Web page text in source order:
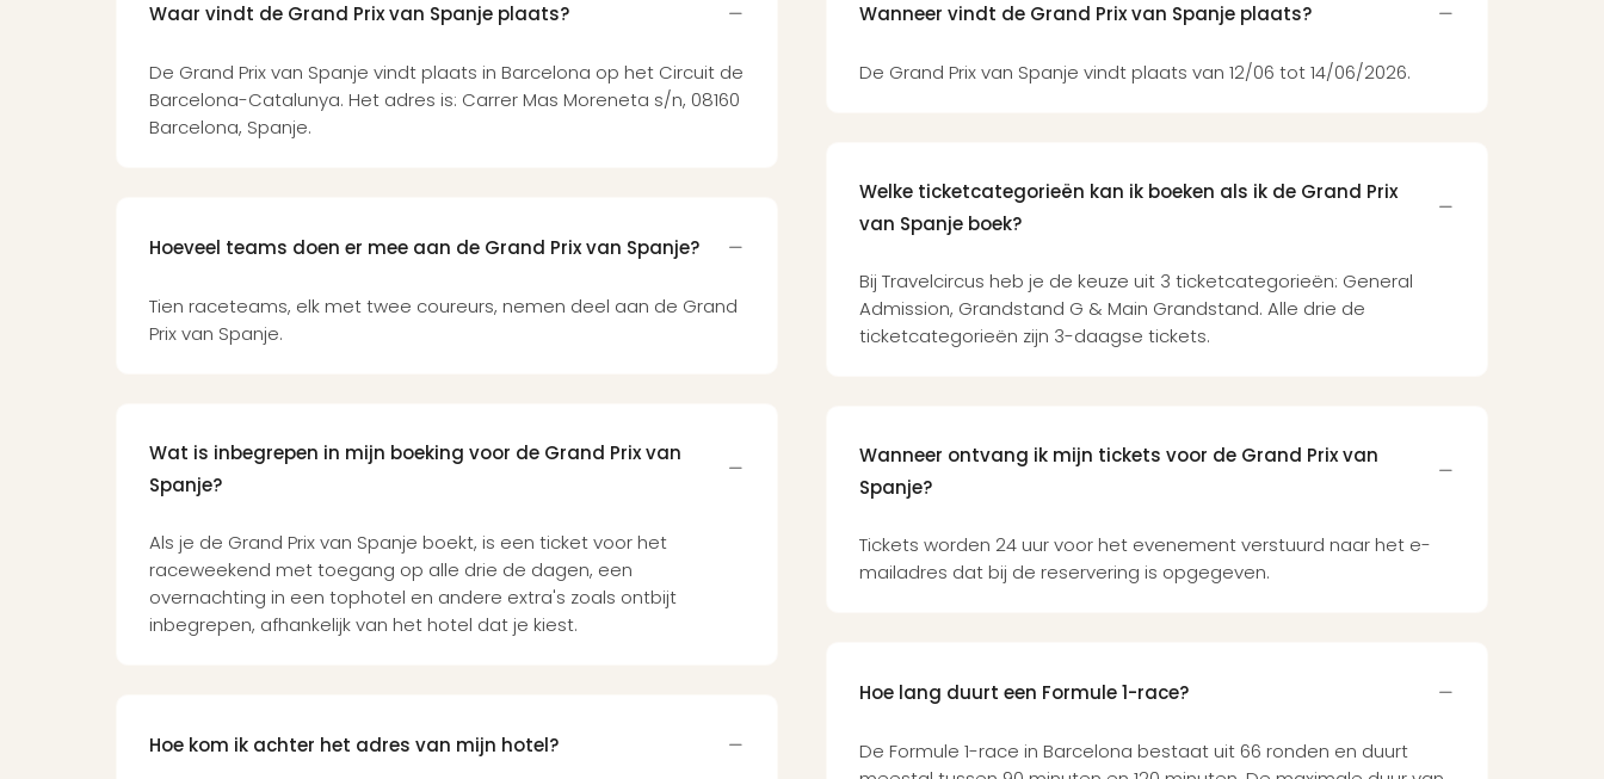
Waar vindt de Grand Prix van Spanje plaats?
De Grand Prix van Spanje vindt plaats in Barcelona op het Circuit de
Barcelona-Catalunya. Het adres is: Carrer Mas Moreneta s/n, 08160
Barcelona, Spanje.
Hoeveel teams doen er mee aan de Grand Prix van Spanje?
Tien raceteams, elk met twee coureurs, nemen deel aan de Grand
Prix van Spanje.
Wat is inbegrepen in mijn boeking voor de Grand Prix van
Spanje?
Als je de Grand Prix van Spanje boekt, is een ticket voor het
raceweekend met toegang op alle drie de dagen, een
overnachting in een tophotel en andere extra's zoals ontbijt
inbegrepen, afhankelijk van het hotel dat je kiest.
Hoe kom ik achter het adres van mijn hotel?
Wanneer vindt de Grand Prix van Spanje plaats?
De Grand Prix van Spanje vindt plaats van 12/06 tot 14/06/2026.
Welke ticketcategorieën kan ik boeken als ik de Grand Prix
van Spanje boek?
Bij Travelcircus heb je de keuze uit 3 ticketcategorieën: General
Admission, Grandstand G & Main Grandstand. Alle drie de
ticketcategorieën zijn 3-daagse tickets.
Wanneer ontvang ik mijn tickets voor de Grand Prix van
Spanje?
Tickets worden 24 uur voor het evenement verstuurd naar het e-
mailadres dat bij de reservering is opgegeven.
Hoe lang duurt een Formule 1-race?
De Formule 1-race in Barcelona bestaat uit 66 ronden en duurt